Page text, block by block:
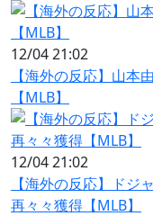
12/04 21:02
【海外の反応】山本
【MLB】
12/04 21:02
【海外の反応】ドジ
再々々獲得【MLB】